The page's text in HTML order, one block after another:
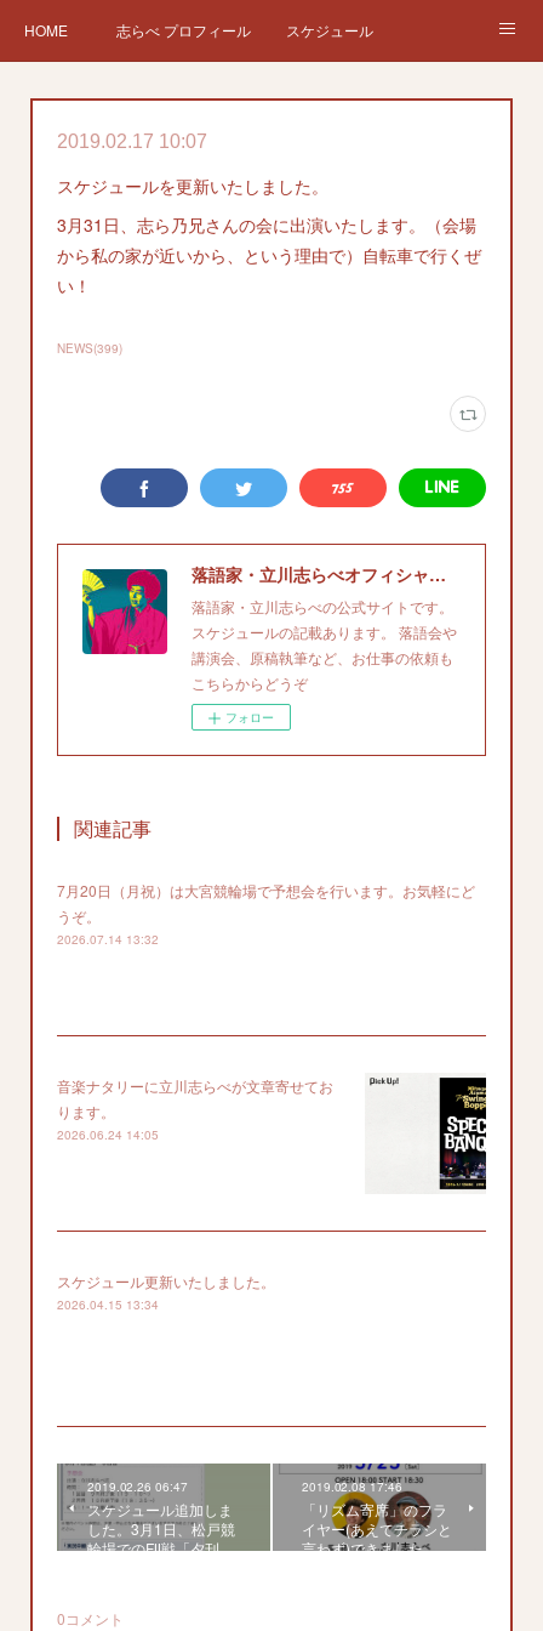
HOME 志らべ プロフィール スケジュール
チケット予約 Instagram
2019.02.17 10:07
スケジュールを更新いたしました。
3月31日、志ら乃兄さんの会に出演いたします。（会場
から私の家が近いから、という理由で）自転車で行くぜ
い！
NEWS(399)
落語家・立川志らべオフィシャルサイト
落語家・立川志らべの公式サイトです。
スケジュールの記載あります。 落語会や
講演会、原稿執筆など、お仕事の依頼も
こちらからどうぞ
フォロー
関連記事
7月20日（月祝）は大宮競輪場で予想会を行います。お気軽にど
うぞ。
2026.07.14 13:32
音楽ナタリーに立川志らべが文章寄せてお
ります。
2026.06.24 14:05
スケジュール更新いたしました。
2026.04.15 13:34
2019.02.26 06:47
スケジュール追加しま
した。3月1日、松戸競
輪場でのFⅡ戦「夕刊…
2019.02.08 17:46
「リズム寄席」のフラ
イヤー(あえてチラシと
言わず)できました。
0コメント